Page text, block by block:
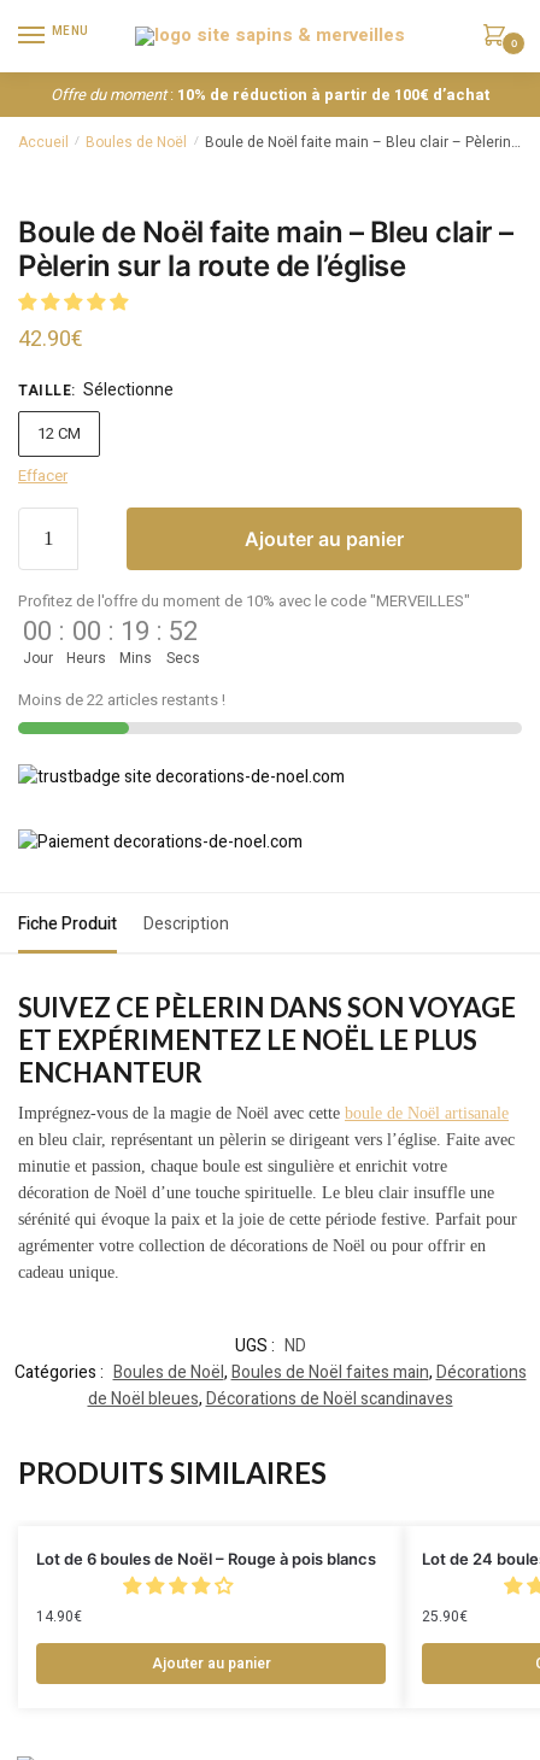
MENU
0
Offre du moment: 10% de réduction à partir de 100€ d’achat
Accueil / Boules de Noël / Boule de Noël faite main – Bleu clair – Pèlerin sur la route de l’église
Boule de Noël faite main – Bleu clair –
Pèlerin sur la route de l’église
42.90€
TAILLE: Sélectionne
12 CM
Effacer
Ajouter au panier
Profitez de l'offre du moment de 10% avec le code "MERVEILLES"
00
Jour
: 00
Heurs
: 19
Mins
: 52
Secs
Moins de 22 articles restants !
Fiche Produit Description
SUIVEZ CE PÈLERIN DANS SON VOYAGE
ET EXPÉRIMENTEZ LE NOËL LE PLUS
ENCHANTEUR
Imprégnez-vous de la magie de Noël avec cette boule de Noël artisanale
en bleu clair, représentant un pèlerin se dirigeant vers l’église. Faite avec
minutie et passion, chaque boule est singulière et enrichit votre
décoration de Noël d’une touche spirituelle. Le bleu clair insuffle une
sérénité qui évoque la paix et la joie de cette période festive. Parfait pour
agrémenter votre collection de décorations de Noël ou pour offrir en
cadeau unique.
UGS : ND
Catégories : Boules de Noël,Boules de Noël faites main,Décorations
de Noël bleues,Décorations de Noël scandinaves
PRODUITS SIMILAIRES
Lot de 6 boules de Noël – Rouge à pois blancs
14.90€
Ajouter au panier
Lot de 24
25.90€